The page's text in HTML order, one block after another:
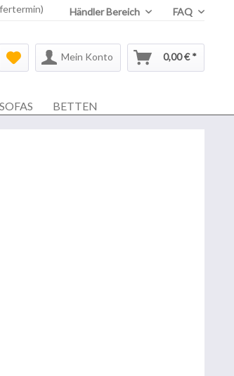
Händler Bereich FAQ
Mein Konto 0,00 € *
BETTEN